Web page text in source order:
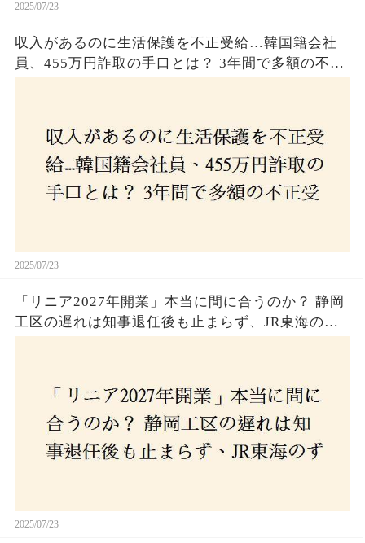
2025/07/23
収入があるのに生活保護を不正受給…韓国籍会社
員、455万円詐取の手口とは？ 3年間で多額の不正
2025/07/23
「リニア2027年開業」本当に間に合うのか？ 静岡
工区の遅れは知事退任後も止まらず、JR東海のず
2025/07/23